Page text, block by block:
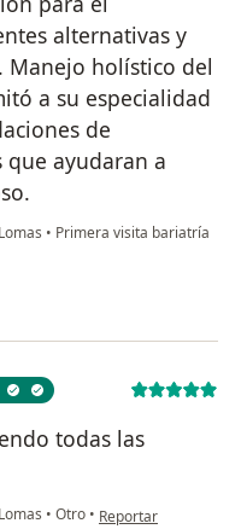
alternativas y
Manejo holístico del
a su especialidad
de
que ayudaran a
• Primera visita bariatría
todas las
• Otro • en opinión del usuario
Reportar